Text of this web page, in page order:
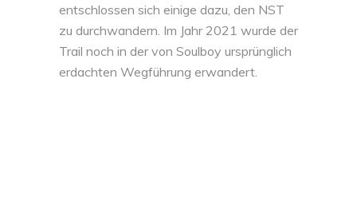
entschlossen sich einige dazu, den NST
zu durchwandern. Im Jahr 2021 wurde der
Trail noch in der von Soulboy ursprünglich
erdachten Wegführung erwandert.